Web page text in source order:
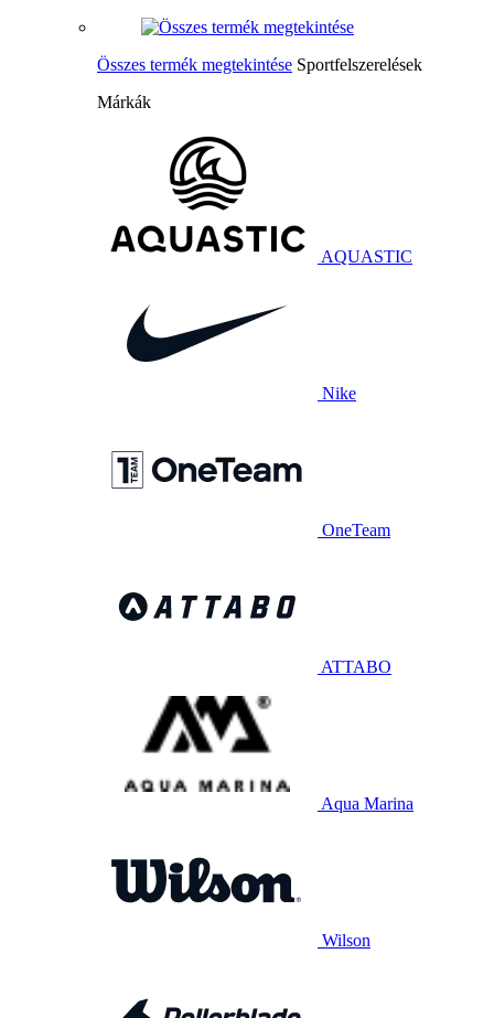
Összes termék megtekintése Sportfelszerelések
Márkák
AQUASTIC
Nike
OneTeam
ATTABO
Aqua Marina
Wilson